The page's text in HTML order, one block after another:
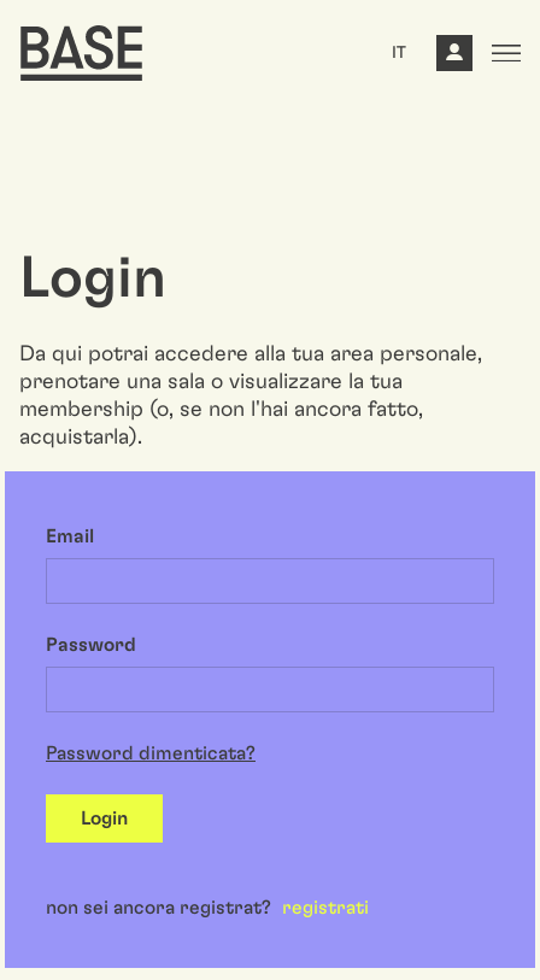
IT
Login
Da qui potrai accedere alla tua area personale,
prenotare una sala o visualizzare la tua
membership (o, se non l'hai ancora fatto,
acquistarla).
Email
Password
Password dimenticata?
Login
non sei ancora registrat? registrati